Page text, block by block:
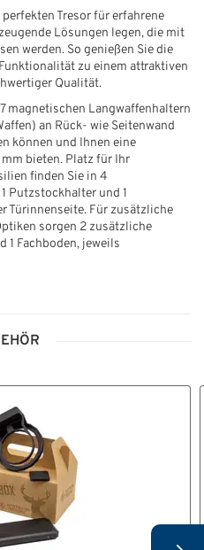
Tresor für erfahrene
Lösungen legen, die mit
werden. So genießen Sie die
zu einem attraktiven
Qualität.
magnetischen Langwaffenhaltern
an Rück- wie Seitenwand
können und Ihnen eine
bieten. Platz für Ihr
finden Sie in 4
Putzstockhalter und 1
Türinnenseite. Für zusätzliche
sorgen 2 zusätzliche
1 Fachboden, jeweils